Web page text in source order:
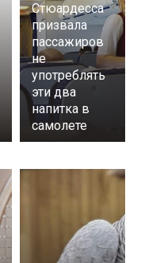
Стюардесса
призвала
пассажиров
не
употреблять
эти два
напитка в
самолете